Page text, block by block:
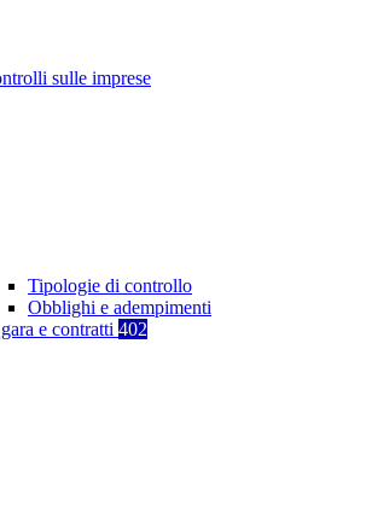
sulle imprese
Tipologie di controllo
Obblighi e adempimenti
e contratti 402